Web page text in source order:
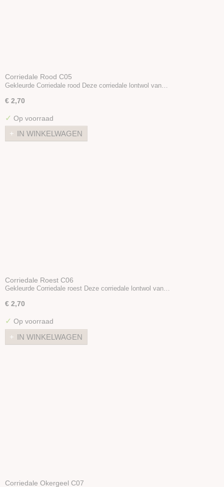
Corriedale Rood C05
Gekleurde Corriedale rood Deze corriedale lontwol van…
€ 2,70
✓ Op voorraad
IN WINKELWAGEN
Corriedale Roest C06
Gekleurde Corriedale roest Deze corriedale lontwol van…
€ 2,70
✓ Op voorraad
IN WINKELWAGEN
Corriedale Okergeel C07